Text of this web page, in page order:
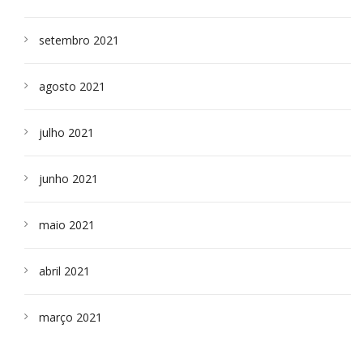
setembro 2021
agosto 2021
julho 2021
junho 2021
maio 2021
abril 2021
março 2021